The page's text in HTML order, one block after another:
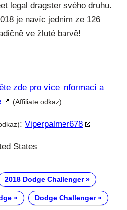
legal dragster svého druhu.
je navíc jedním ze 126
ve žluté barvě!
zde pro více informací a
(Affiliate odkaz)
: Viperpalmer678
States
2018 Dodge Challenger
Dodge Challenger